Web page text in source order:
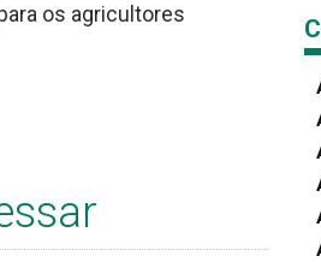
os agricultores